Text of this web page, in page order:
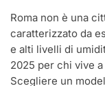
Roma non è una
caratterizzato da
e alti livelli di
2025 per chi vive
Scegliere un